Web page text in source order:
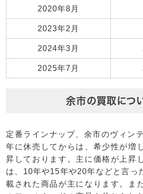
2020年8月
2023年2月
2024年3月
2025年7月
余市の買取につ
定番ラインナップ、余市のヴィン
年に休売してからは、希少性が増
昇しております。主に価格が上昇
は、10年や15年や20年などと言っ
載された商品が主になります。ま